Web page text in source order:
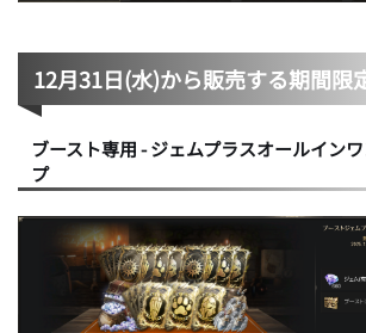
12月31日(水)から販売する期間限
ブースト専用 - ジェムプラスオールイン
プ